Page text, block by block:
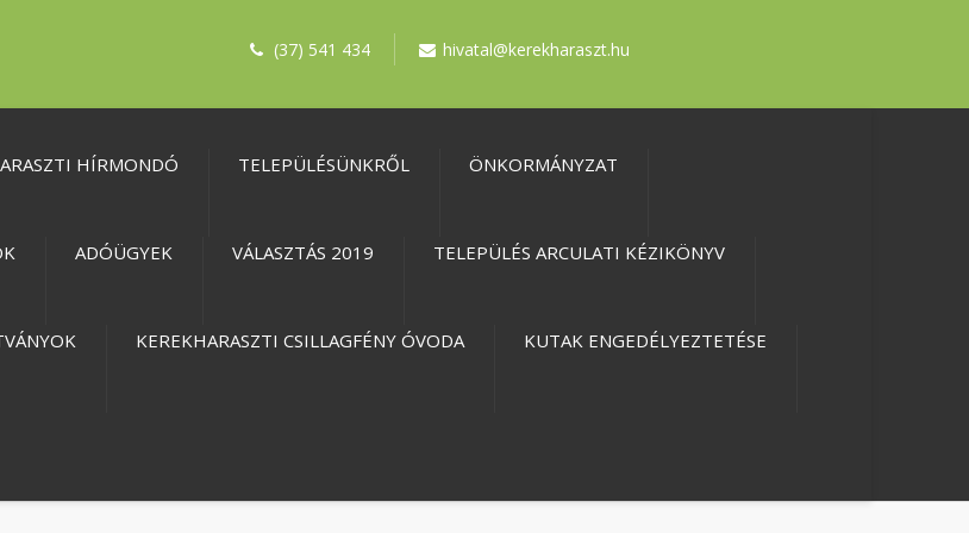
(37) 541 434 hivatal@kerekharaszt.hu
HÍRMONDÓ TELEPÜLÉSÜNKRŐL ÖNKORMÁNYZAT
ADÓÜGYEK VÁLASZTÁS 2019 TELEPÜLÉS ARCULATI KÉZIKÖNYV
KEREKHARASZTI CSILLAGFÉNY ÓVODA KUTAK ENGEDÉLYEZTETÉSE